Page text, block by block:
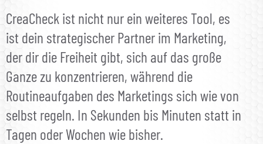
CreaCheck ist nicht nur ein weiteres Tool, es
ist dein strategischer Partner im Marketing,
der dir die Freiheit gibt, sich auf das große
Ganze zu konzentrieren, während die
Routineaufgaben des Marketings sich wie von
selbst regeln. In Sekunden bis Minuten statt in
Tagen oder Wochen wie bisher.